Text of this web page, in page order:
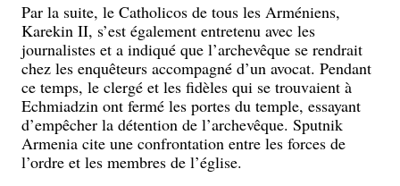
Par la suite, le Catholicos de tous les Arméniens,
Karekin II, s’est également entretenu avec les
journalistes et a indiqué que l’archevêque se rendrait
chez les enquêteurs accompagné d’un avocat. Pendant
ce temps, le clergé et les fidèles qui se trouvaient à
Echmiadzin ont fermé les portes du temple, essayant
d’empêcher la détention de l’archevêque. Sputnik
Armenia cite une confrontation entre les forces de
l’ordre et les membres de l’église.